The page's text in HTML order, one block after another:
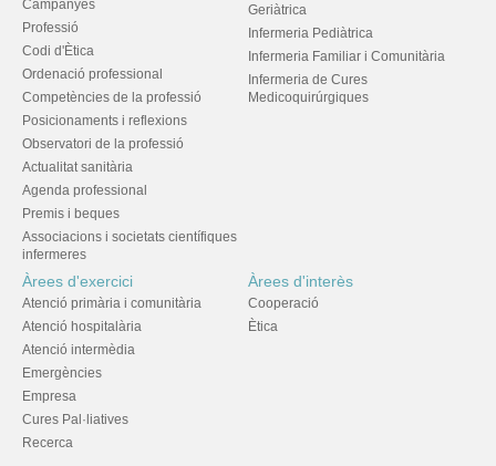
Campanyes
Professió
Codi d'Ètica
Ordenació professional
Competències de la professió
Posicionaments i reflexions
Observatori de la professió
Actualitat sanitària
Agenda professional
Premis i beques
Associacions i societats científiques
infermeres
Geriàtrica
Infermeria Pediàtrica
Infermeria Familiar i Comunitària
Infermeria de Cures
Medicoquirúrgiques
Àrees d'exercici
Atenció primària i comunitària
Atenció hospitalària
Atenció intermèdia
Emergències
Empresa
Cures Pal·liatives
Recerca
Àrees d'interès
Cooperació
Ètica